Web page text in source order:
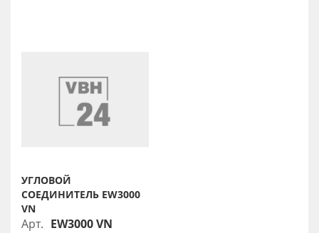
УГЛОВОЙ
СОЕДИНИТЕЛЬ EW3000
VN
Арт. EW3000 VN